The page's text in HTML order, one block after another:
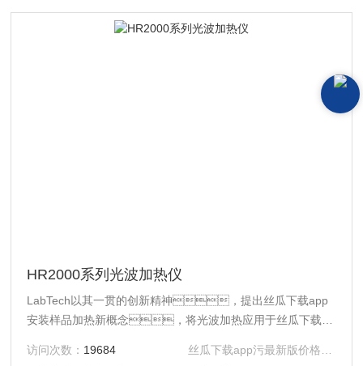
HR2000系列光波加热仪
LabTech以其一贯的创新精神，提出丝瓜下载app
安装样品加热新概念，将光波加热应用于丝瓜下载
旨，提出更高效的加热设备−HR2000系列光波加
访问次数： 19684